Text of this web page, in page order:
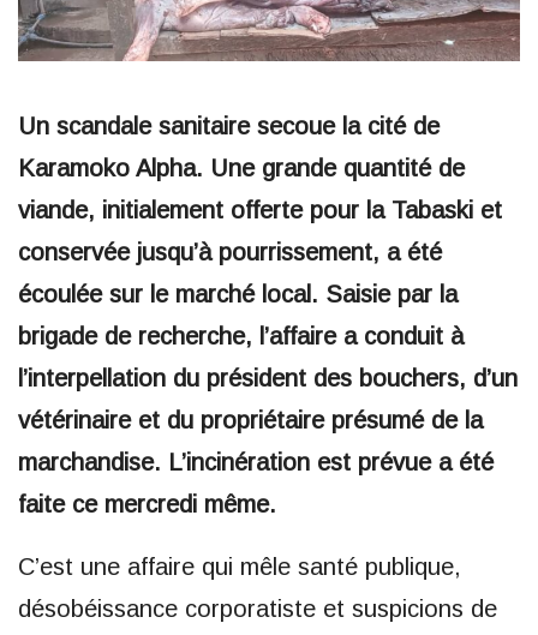
Un scandale sanitaire secoue la cité de
Karamoko Alpha. Une grande quantité de
viande, initialement offerte pour la Tabaski et
conservée jusqu’à pourrissement, a été
écoulée sur le marché local. Saisie par la
brigade de recherche, l’affaire a conduit à
l’interpellation du président des bouchers, d’un
vétérinaire et du propriétaire présumé de la
marchandise. L’incinération est prévue a été
faite ce mercredi même.
C’est une affaire qui mêle santé publique,
désobéissance corporatiste et suspicions de